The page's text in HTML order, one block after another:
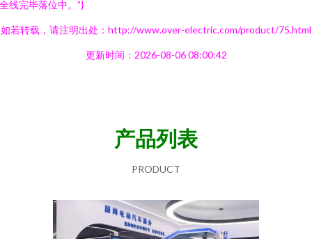
线完毕落位中。”}
如若转载，请注明出处：http://www.over-electric.com/product/75.html
更新时间：2026-08-06 08:00:42
产品列表
PRODUCT